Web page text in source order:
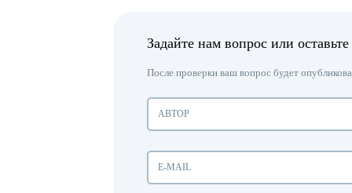
Задайте нам вопрос или
После проверки ваш вопрос будет